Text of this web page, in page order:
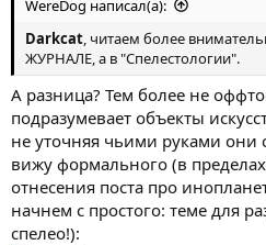
WereDog написал(а):
Darkcat , читаем более
ЖУРНАЛЕ, а в "Спелестологии".
А разница? Тем более не
подразумевает объекты
не уточняя чьими руками они
вижу формального (в
отнесения поста про
начнем с простого: теме для
спелео!):